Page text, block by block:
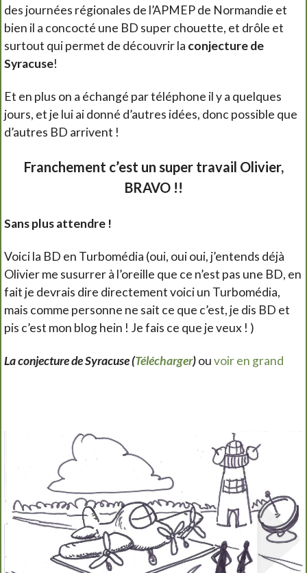
des journées régionales de l’APMEP de Normandie et
bien il a concocté une BD super chouette, et drôle et
surtout qui permet de découvrir la conjecture de
Syracuse!
Et en plus on a échangé par téléphone il y a quelques
jours, et je lui ai donné d’autres idées, donc possible que
d’autres BD arrivent !
Franchement c’est un super travail Olivier,
BRAVO !!
Sans plus attendre !
Voici la BD en Turbomédia (oui, oui oui, j’entends déjà
Olivier me susurrer à l’oreille que ce n’est pas une BD, en
fait je devrais dire directement voici un Turbomédia,
mais comme personne ne sait ce que c’est, je dis BD et
pis c’est mon blog hein ! Je fais ce que je veux ! )
La conjecture de Syracuse (Télécharger)ouvoir en grand